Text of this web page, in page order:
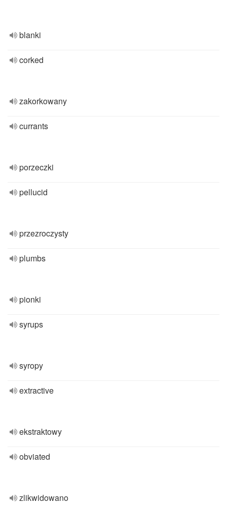
blanki
corked
zakorkowany
currants
porzeczki
pellucid
przezroczysty
plumbs
pionki
syrups
syropy
extractive
ekstraktowy
obviated
zlikwidowano